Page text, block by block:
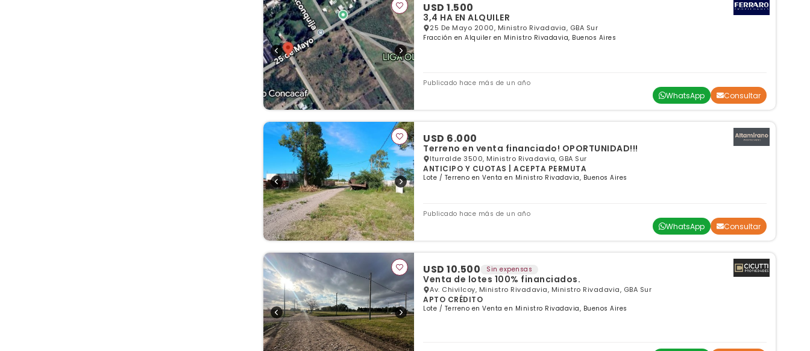
USD 1.500
3,4 HA EN ALQUILER
25 De Mayo 2000, Ministro Rivadavia, GBA Sur
Fracción en Alquiler en Ministro Rivadavia, Buenos Aires
Publicado hace más de un año
WhatsApp Consultar
USD 6.000
Terreno en venta financiado! OPORTUNIDAD!!!
Iturralde 3500, Ministro Rivadavia, GBA Sur
ANTICIPO Y CUOTAS | ACEPTA PERMUTA
Lote / Terreno en Venta en Ministro Rivadavia, Buenos Aires
Publicado hace más de un año
WhatsApp Consultar
USD 10.500 Sin expensas
Venta de lotes 100% financiados.
Av. Chivilcoy, Ministro Rivadavia, Ministro Rivadavia, GBA Sur
APTO CRÉDITO
Lote / Terreno en Venta en Ministro Rivadavia, Buenos Aires